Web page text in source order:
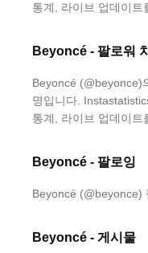
통계, 라이브 업데이트
Beyoncé - 팔로워
Beyoncé (@beyonce)
명입니다.
통계, 라이브 업데이트
Beyoncé - 팔로잉
Beyoncé (@beyonce)
Beyoncé - 게시물